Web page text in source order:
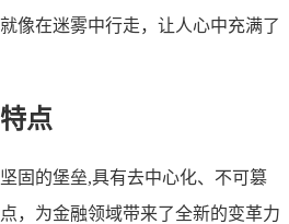
像在迷雾中行走，让人心中充满了
点
固的堡垒,具有去中心化、不可篡
，为金融领域带来了全新的变革力